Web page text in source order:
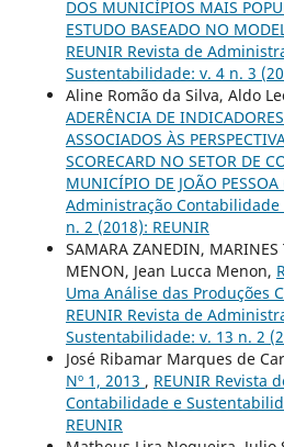
DOS MUNICÍPIOS MAIS
ESTUDO BASEADO NO
REUNIR Revista de
Sustentabilidade: v. 4 n. 3
Aline Romão da Silva, Aldo
ADERÊNCIA DE
ASSOCIADOS ÀS
SCORECARD NO SETOR DE
MUNICÍPIO DE JOÃO PESSOA
Administração
n. 2 (2018): REUNIR
SAMARA ZANEDIN, MARINES
MENON, Jean Lucca Menon,
Uma Análise das Produções
REUNIR Revista de
Sustentabilidade: v. 13 n. 2
José Ribamar Marques de
Nº 1, 2013 , REUNIR Revista
Contabilidade e
REUNIR